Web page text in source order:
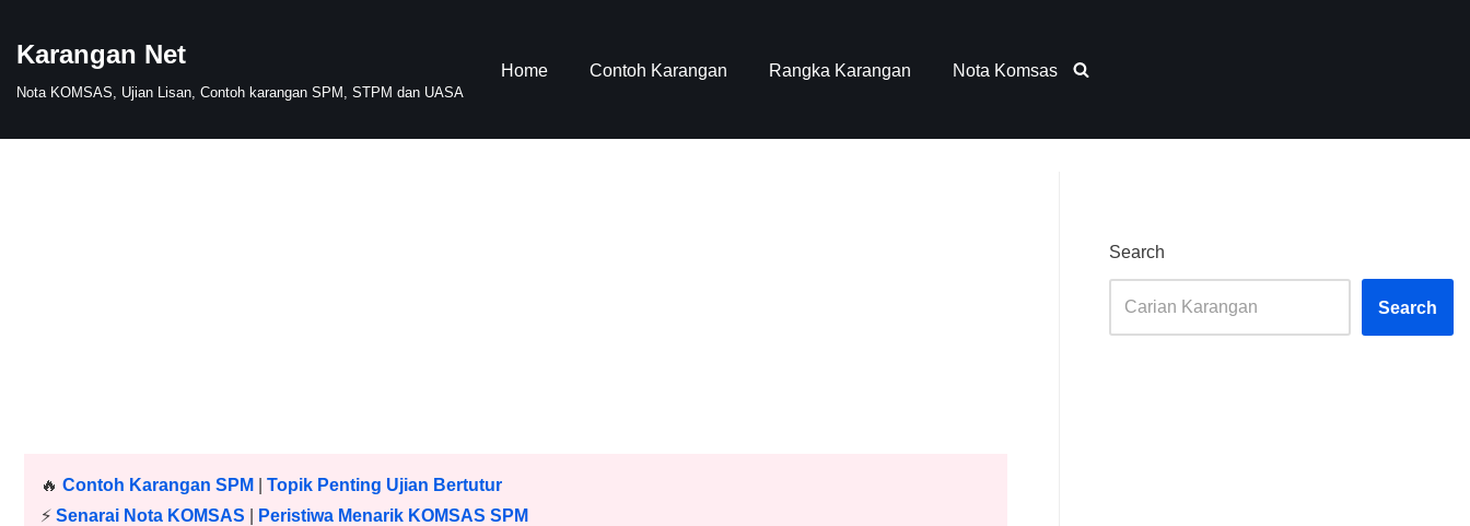
Skip
to
Karangan Net
Nota KOMSAS, Ujian Lisan, Contoh karangan SPM, STPM dan UASA
Home Contoh Karangan Rangka Karangan Nota Komsas
🔥 Contoh Karangan SPM
Topik Penting Ujian Bertutur
⚡️ Senarai Nota KOMSAS Peristiwa Menarik KOMSAS SPM
Search
Search